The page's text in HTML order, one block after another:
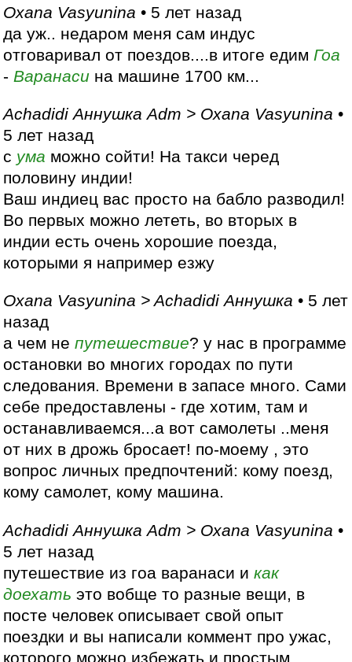
Oxana Vasyunina • 5 лет назад
да уж.. недаром меня сам индус
отговаривал от поездов....в итоге едим Гоа
- Варанаси на машине 1700 км...
Achadidi Аннушка Adm > Oxana Vasyunina •
5 лет назад
с ума можно сойти! На такси черед
половину индии!
Ваш индиец вас просто на бабло разводил!
Во первых можно лететь, во вторых в
индии есть очень хорошие поезда,
которыми я например езжу
Oxana Vasyunina > Achadidi Аннушка • 5 лет
назад
а чем непутешествие? у нас в программе
остановки во многих городах по пути
следования. Времени в запасе много. Сами
себе предоставлены - где хотим, там и
останавливаемся...а вот самолеты ..меня
от них в дрожь бросает! по-моему , это
вопрос личных предпочтений: кому поезд,
кому самолет, кому машина.
Achadidi Аннушка Adm > Oxana Vasyunina •
5 лет назад
путешествие из гоа варанаси икак
доехать это вобще то разные вещи, в
посте человек описывает свой опыт
поездки и вы написали коммент про ужас,
которого можно избежать и простым